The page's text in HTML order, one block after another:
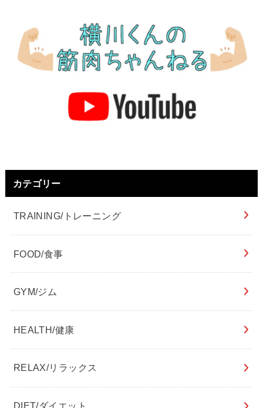
カテゴリー
TRAINING/トレーニング
FOOD/食事
GYM/ジム
HEALTH/健康
RELAX/リラックス